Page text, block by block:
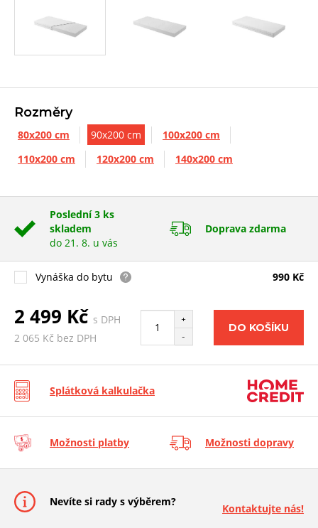
Rozměry
80x200 cm 90x200 cm
100x200 cm
110x200 cm
120x200 cm 140x200 cm
Poslední 3 ks
skladem
do 21. 8. u vás
Doprava zdarma
Vynáška do bytu 990 Kč
2 499 Kč s DPH
2 065 Kč bez DPH
+
-
DO KOŠÍKU
Splátková kalkulačka
Možnosti platby Možnosti dopravy
Nevíte si rady s výběrem?
Kontaktujte nás!